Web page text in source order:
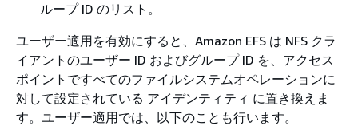
ループ ID のリスト。
ユーザー適用を有効にすると、Amazon EFS は NFS クラ
イアントのユーザー ID およびグループ ID を、アクセス
ポイントですべてのファイルシステムオペレーションに
対して設定されている アイデンティティ に置き換えま
す。ユーザー適用では、以下のことも行います。